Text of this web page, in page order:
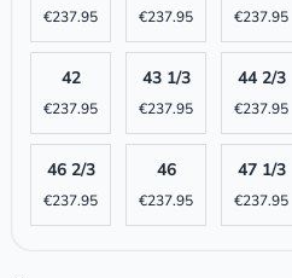
€237.95 €237.95 €237.95
42
€237.95
43 1/3
€237.95
44 2/3
€237.95
46 2/3
€237.95
46
€237.95
47 1/3
€237.95